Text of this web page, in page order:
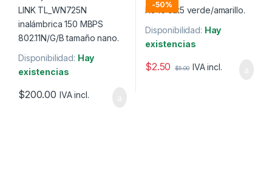
Disponibilidad: Hay
existencias
$200.00 IVA incl.
-50%
Disponibilidad: Hay
existencias
$2.50 $5.00 IVA incl.